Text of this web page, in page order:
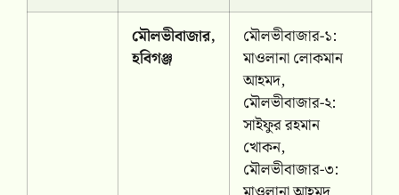
মৌলভীবাজার,
হবিগঞ্জ
মৌলভীবাজার-১:
মাওলানা লোকমান
আহমদ,
মৌলভীবাজার-২:
সাইফুর রহমান
খোকন,
মৌলভীবাজার-৩: